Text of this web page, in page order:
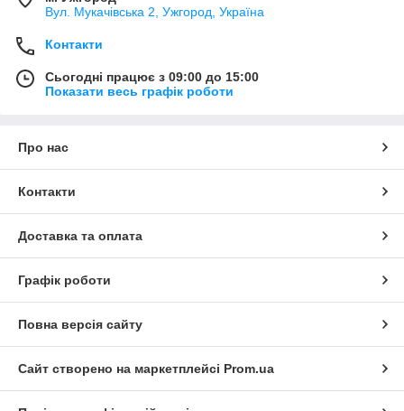
Вул. Мукачівська 2, Ужгород, Україна
Контакти
Сьогодні працює з 09:00 до 15:00
Показати весь графік роботи
Про нас
Контакти
Доставка та оплата
Графік роботи
Повна версія сайту
Сайт створено на маркетплейсі Prom.ua